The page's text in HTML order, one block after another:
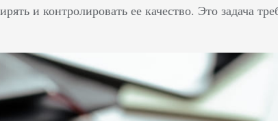
и контролировать ее качество. Это задача